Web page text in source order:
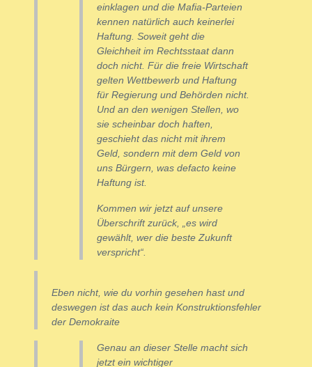
einklagen und die Mafia-Parteien
kennen natürlich auch keinerlei
Haftung. Soweit geht die
Gleichheit im Rechtsstaat dann
doch nicht. Für die freie Wirtschaft
gelten Wettbewerb und Haftung
für Regierung und Behörden nicht.
Und an den wenigen Stellen, wo
sie scheinbar doch haften,
geschieht das nicht mit ihrem
Geld, sondern mit dem Geld von
uns Bürgern, was defacto keine
Haftung ist.
Kommen wir jetzt auf unsere
Überschrift zurück, „es wird
gewählt, wer die beste Zukunft
verspricht“.
Eben nicht, wie du vorhin gesehen hast und
deswegen ist das auch kein Konstruktionsfehler
der Demokraite
Genau an dieser Stelle macht sich
jetzt ein wichtiger